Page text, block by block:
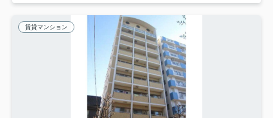
賃貸マンション